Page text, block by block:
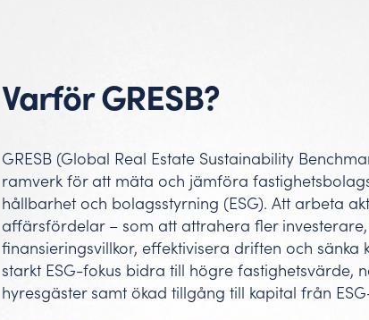
Varför GRESB?
GRESB (Global Real Estate Sustainability
ramverk för att mäta och jämföra
hållbarhet och bolagsstyrning (ESG). Att arbeta
affärsfördelar – som att attrahera fler
finansieringsvillkor, effektivisera driften och sänka
starkt ESG-fokus bidra till högre fastighetsvärde,
hyresgäster samt ökad tillgång till kapital från